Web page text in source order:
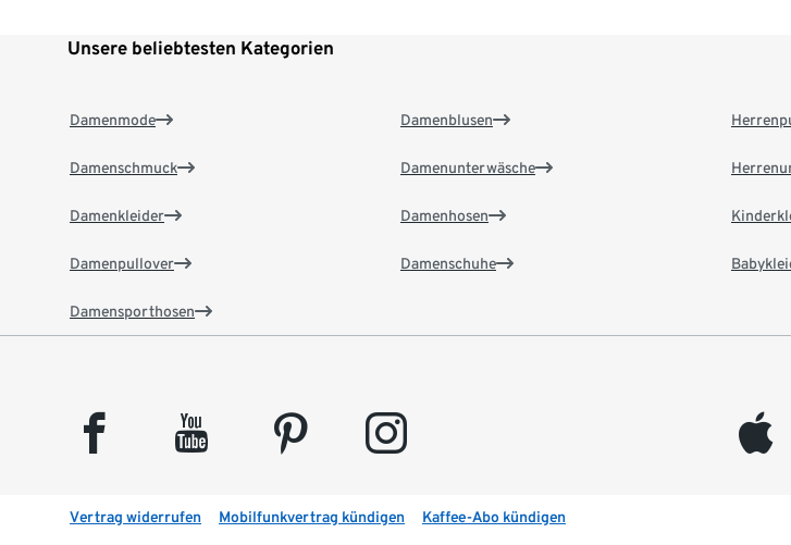
Unsere beliebtesten Kategorien
Damenmode
Damenschmuck
Damenkleider
Damenpullover
Damensporthosen
Damenblusen
Damenunterwäsche
Damenhosen
Damenschuhe
facebook youtube pinterest instagram appleinc
Vertrag widerrufen Mobilfunkvertrag kündigen Kaffee-Abo kündigen